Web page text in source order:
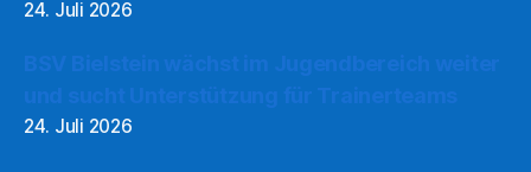
24. Juli 2026
24. Juli 2026